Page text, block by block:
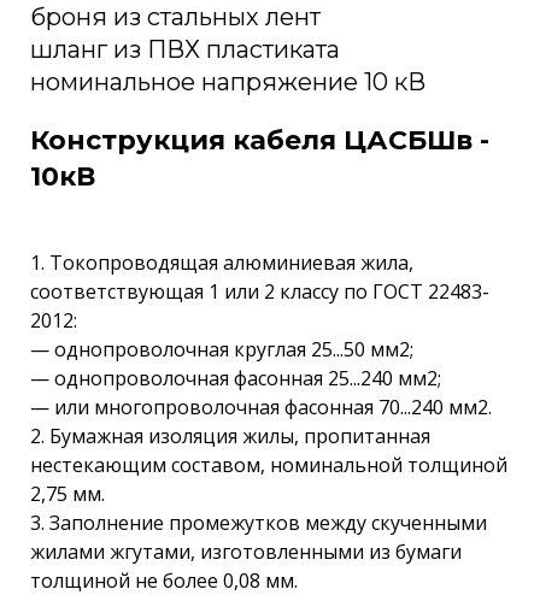
броня из стальных лент
шланг из ПВХ пластиката
номинальное напряжение 10 кВ
Конструкция кабеля ЦАСБШв -
10кВ
1. Токопроводящая алюминиевая жила,
соответствующая 1 или 2 классу по ГОСТ 22483-
2012:
— однопроволочная круглая 25...50 мм2;
— однопроволочная фасонная 25...240 мм2;
— или многопроволочная фасонная 70...240 мм2.
2. Бумажная изоляция жилы, пропитанная
нестекающим составом, номинальной толщиной
2,75 мм.
3. Заполнение промежутков между скученными
жилами жгутами, изготовленными из бумаги
толщиной не более 0,08 мм.